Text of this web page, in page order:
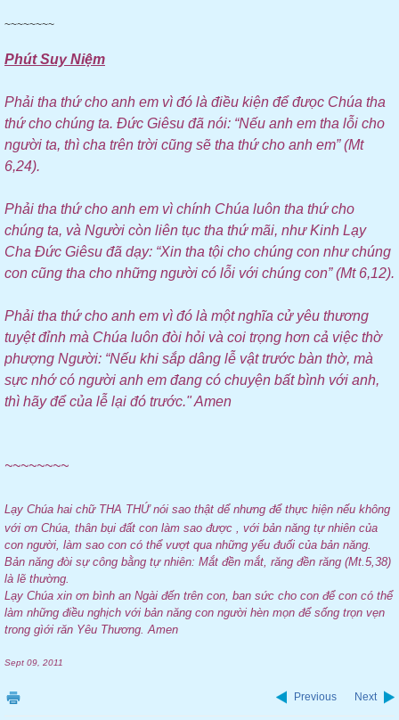
~~~~~~~~
Phút Suy Niệm
Phải tha thứ cho anh em vì đó là điều kiện để đưọc Chúa tha
thứ cho chúng ta. Đức Giêsu đã nói: “Nếu anh em tha lỗi cho
người ta, thì cha trên trời cũng sẽ tha thứ cho anh em” (Mt
6,24).
Phải tha thứ cho anh em vì chính Chúa luôn tha thứ cho
chúng ta, và Người còn liên tục tha thứ mãi, như Kinh Lạy
Cha Đức Giêsu đã dạy: “Xin tha tội cho chúng con như chúng
con cũng tha cho những người có lỗi với chúng con” (Mt 6,12).
Phải tha thứ cho anh em vì đó là một nghĩa cử yêu thương
tuyệt đỉnh mà Chúa luôn đòi hỏi và coi trọng hơn cả việc thờ
phượng Người: “Nếu khi sắp dâng lễ vật trước bàn thờ, mà
sực nhớ có người anh em đang có chuyện bất bình với anh,
thì hãy để của lễ lại đó trước." Amen
~~~~~~~~
Lạy Chúa hai chữ THA THỨ nói sao thật dể nhưng để thực hiện nếu không
với ơn Chúa, thân bụi đất con làm sao được , với bản năng tự nhiên của
con người, làm sao con có thể vượt qua những yếu đuối của bản năng.
Bản năng đòi sự công bằng tự nhiên: Mắt đền mắt, răng đền răng (Mt.5,38)
là lẽ thường.
Lạy Chúa xin ơn bình an Ngài đến trên con, ban sức cho con để con có thể
làm những điều nghịch với bản năng con người hèn mọn để sống trọn vẹn
trong gìới răn Yêu Thương. Amen
Sept 09, 2011
Previous Next